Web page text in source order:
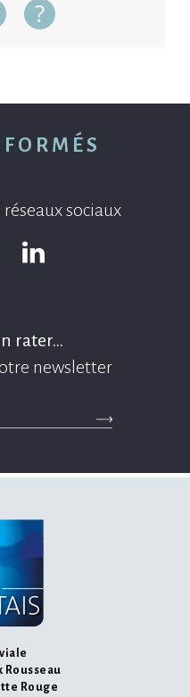
14 Du 01/04 au 30/09: Du lundi
FAQ
sociaux
Linkedin
rater…
newsletter
>Soumettre
Rousseau
Rouge